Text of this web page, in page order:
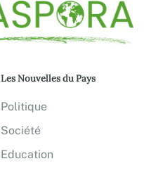
Les Nouvelles du Pays
Politique
Société
Education